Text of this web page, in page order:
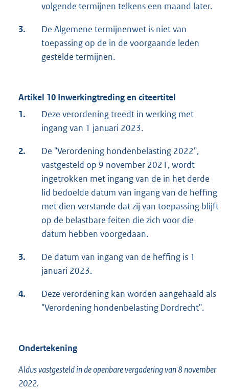
volgende termijnen telkens een maand later.
3.
De Algemene termijnenwet is niet van
toepassing op de in de voorgaande leden
gestelde termijnen.
Artikel 10 Inwerkingtreding en citeertitel
1.
Deze verordening treedt in werking met
ingang van 1 januari 2023.
2.
De "Verordening hondenbelasting 2022",
vastgesteld op 9 november 2021, wordt
ingetrokken met ingang van de in het derde
lid bedoelde datum van ingang van de heffing
met dien verstande dat zij van toepassing blijft
op de belastbare feiten die zich voor die
datum hebben voorgedaan.
3.
De datum van ingang van de heffing is 1
januari 2023.
4.
Deze verordening kan worden aangehaald als
"Verordening hondenbelasting Dordrecht".
Ondertekening
Aldus vastgesteld in de openbare vergadering van 8 november
2022.